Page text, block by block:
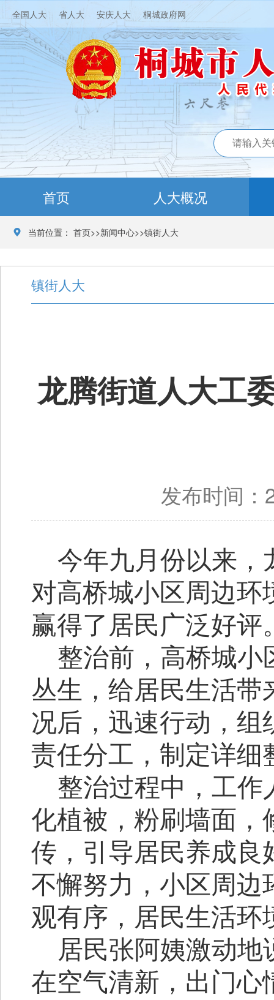
全国人大 省人大 安庆人大 桐城政府网
首页 人大概况
 当前位置： 首页>>新闻中心>>镇街人大
镇街人大
龙腾街道人大工
发布时间
今年九月份以来，
对高桥城小区周边环
赢得了居民广泛好评
整治前，高桥城小
丛生，给居民生活带
况后，迅速行动，组
责任分工，制定详细
整治过程中，工作
化植被，粉刷墙面，
传，引导居民养成良
不懈努力，小区周边
观有序，居民生活环
居民张阿姨激动地
在空气清新，出门心